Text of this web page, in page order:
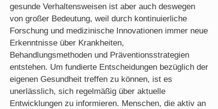
gesunde Verhaltensweisen ist aber auch deswegen
von großer Bedeutung, weil durch kontinuierliche
Forschung und medizinische Innovationen immer neue
Erkenntnisse über Krankheiten,
Behandlungsmethoden und Präventionsstrategien
entstehen. Um fundierte Entscheidungen bezüglich der
eigenen Gesundheit treffen zu können, ist es
unerlässlich, sich regelmäßig über aktuelle
Entwicklungen zu informieren. Menschen, die aktiv an